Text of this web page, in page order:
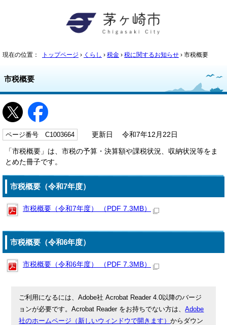
現在の位置： トップページ › くらし › 税金 › 税に関するお知らせ › 市税概要
市税概要
ページ番号 C1003664 更新日 令和7年12月22日
「市税概要」は、市税の予算・決算額や課税状況、収納状況等をま
とめた冊子です。
市税概要（令和7年度）
市税概要（令和7年度） （PDF 7.3MB）
市税概要（令和6年度）
市税概要（令和6年度） （PDF 7.3MB）
ご利用になるには、Adobe社 Acrobat Reader 4.0以降のバージ
ョンが必要です。Acrobat Reader をお持ちでない方は、Adobe
社のホームページ（新しいウィンドウで開きます）からダウン